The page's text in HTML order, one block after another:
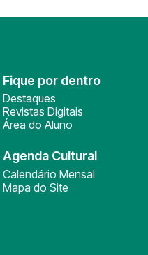
Fique por dentro
Destaques
Revistas Digitais
Área do Aluno
Agenda Cultural
Calendário Mensal
Mapa do Site